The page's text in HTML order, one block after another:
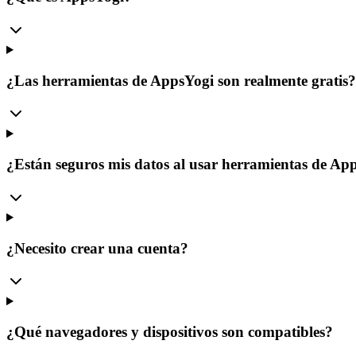
¿Las herramientas de AppsYogi son realmente gratis?
¿Están seguros mis datos al usar herramientas de
¿Necesito crear una cuenta?
¿Qué navegadores y dispositivos son compatibles?